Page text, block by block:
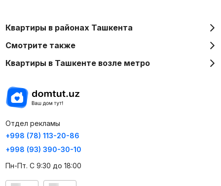
Квартиры в районах Ташкента
Смотрите также
Квартиры в Ташкенте возле метро
Отдел рекламы
+998 (78) 113-20-86
+998 (93) 390-30-10
Пн-Пт. С 9:30 до 18:00